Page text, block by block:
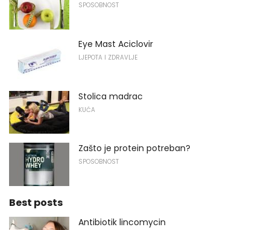
SPOSOBNOST
Eye Mast Aciclovir
LJEPOTA I ZDRAVLJE
Stolica madrac
KUĆA
Zašto je protein potreban?
SPOSOBNOST
Best posts
Antibiotik lincomycin